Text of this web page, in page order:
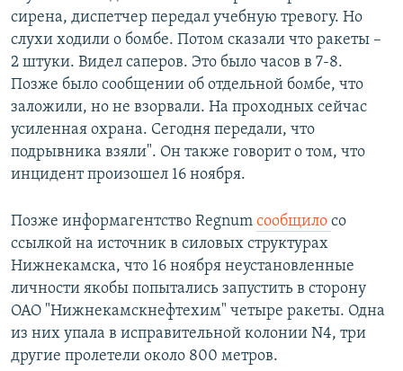
сирена, диспетчер передал учебную тревогу. Но
слухи ходили о бомбе. Потом сказали что ракеты –
2 штуки. Видел саперов. Это было часов в 7-8.
Позже было сообщении об отдельной бомбе, что
заложили, но не взорвали. На проходных сейчас
усиленная охрана. Сегодня передали, что
подрывника взяли". Он также говорит о том, что
инцидент произошел 16 ноября.
Позже информагентство Regnum сообщило со
ссылкой на источник в силовых структурах
Нижнекамска, что 16 ноября неустановленные
личности якобы попытались запустить в сторону
ОАО "Нижнекамскнефтехим" четыре ракеты. Одна
из них упала в исправительной колонии N4, три
другие пролетели около 800 метров.